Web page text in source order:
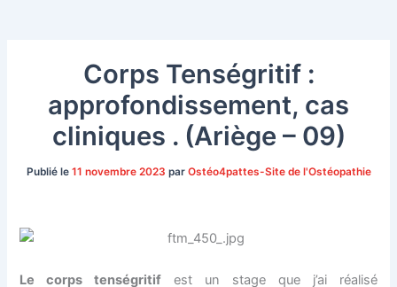
Corps Tenségritif :
approfondissement, cas
cliniques . (Ariège – 09)
Publié le 11 novembre 2023 par Ostéo4pattes-Site de l'Ostéopathie
Le corps tenségritif est un stage que j’ai réalisé